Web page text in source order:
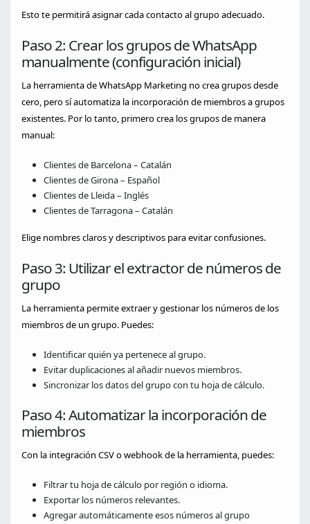
Esto te permitirá asignar cada contacto al grupo adecuado.
Paso 2: Crear los grupos de WhatsApp
manualmente (configuración inicial)
La herramienta de WhatsApp Marketing no crea grupos desde
cero, pero sí automatiza la incorporación de miembros a grupos
existentes. Por lo tanto, primero crea los grupos de manera
manual:
Clientes de Barcelona – Catalán
Clientes de Girona – Español
Clientes de Lleida – Inglés
Clientes de Tarragona – Catalán
Elige nombres claros y descriptivos para evitar confusiones.
Paso 3: Utilizar el extractor de números de
grupo
La herramienta permite extraer y gestionar los números de los
miembros de un grupo. Puedes:
Identificar quién ya pertenece al grupo.
Evitar duplicaciones al añadir nuevos miembros.
Sincronizar los datos del grupo con tu hoja de cálculo.
Paso 4: Automatizar la incorporación de
miembros
Con la integración CSV o webhook de la herramienta, puedes:
Filtrar tu hoja de cálculo por región o idioma.
Exportar los números relevantes.
Agregar automáticamente esos números al grupo